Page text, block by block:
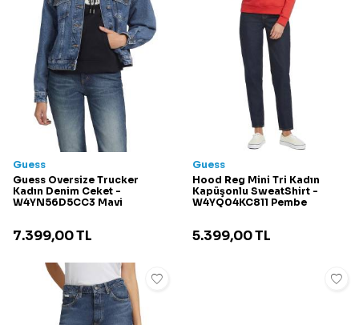
Guess
Guess Oversize Trucker
Kadın Denim Ceket -
W4YN56D5CC3 Mavi
7.399,00TL
Guess
Hood Reg Mini Tri Kadın
Kapüşonlu SweatShirt -
W4YQ04KC811 Pembe
5.399,00TL